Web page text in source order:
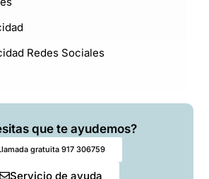
Redes Sociales
que te ayudemos?
gratuita 917 306759
Servicio de ayuda